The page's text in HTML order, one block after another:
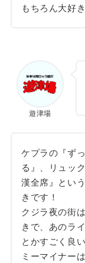
もちろん大好
遊津場
ケプラの『ず
る』、リュッ
漢全席』とい
きです！
クジラ夜の街
きで、あのラ
とかすごく良
ミーマイナー